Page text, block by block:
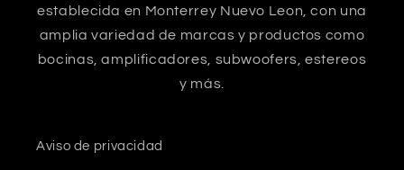
establecida en Monterrey Nuevo Leon, con una
amplia variedad de marcas y productos como
bocinas, amplificadores, subwoofers, estereos
y más.
Aviso de privacidad